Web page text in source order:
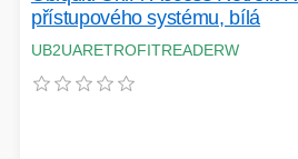
přístupového systému, bílá
UB2UARETROFITREADERW